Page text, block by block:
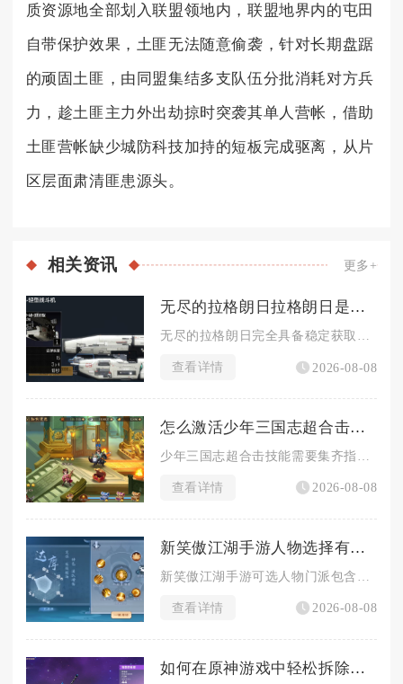
质资源地全部划入联盟领地内，联盟地界内的屯田
自带保护效果，土匪无法随意偷袭，针对长期盘踞
的顽固土匪，由同盟集结多支队伍分批消耗对方兵
力，趁土匪主力外出劫掠时突袭其单人营帐，借助
土匪营帐缺少城防科技加持的短板完成驱离，从片
区层面肃清匪患源头。
相关资讯 更多+
无尽的拉格朗日拉格朗日是否有能力获取大量金属
无尽的拉格朗日完全具备稳定获取大量金属的途径，只要搭配基建建...
查看详情 2026-08-08
怎么激活少年三国志超合击技能
查看详情 2026-08-08
新笑傲江湖手游人物选择有哪些
查看详情 2026-08-08
如何在原神游戏中轻松拆除寒天之钉